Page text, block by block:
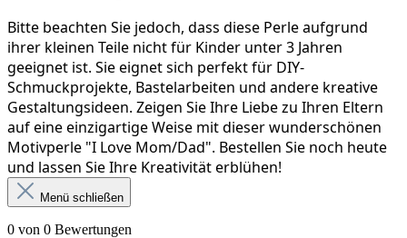
Bitte beachten Sie jedoch, dass diese Perle aufgrund
ihrer kleinen Teile nicht für Kinder unter 3 Jahren
geeignet ist. Sie eignet sich perfekt für DIY-
Schmuckprojekte, Bastelarbeiten und andere kreative
Gestaltungsideen. Zeigen Sie Ihre Liebe zu Ihren Eltern
auf eine einzigartige Weise mit dieser wunderschönen
Motivperle "I Love Mom/Dad". Bestellen Sie noch heute
und lassen Sie Ihre Kreativität erblühen!
Menü schließen
0 von 0 Bewertungen